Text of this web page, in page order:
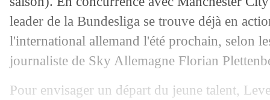
leader de la Bundesliga se trouve déjà en
l'international allemand l'été prochain, selon
journaliste de Sky Allemagne Florian
Pour envisager un départ du jeune talent,
08/03 Lyon: Klopp ne jette pas la pierre à
08/03 L1: Rennes-Paris SG, les compos
L2 : le Paris FC bat Lorient !